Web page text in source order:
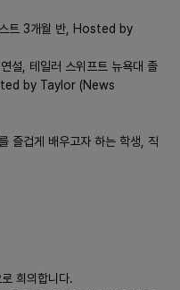
적합합니다. 이는 사용자의
을 제공합니다. 특히 스마
때문입니다.
수 있으며, 태블릿용 웹 또
이 필요합니다.
드백을 적극 반영하여 프
플루언서들과 파트너십을
트 3개월 반, Hosted by
설, 테일러 스위프트 뉴욕대 졸
by Taylor (News
즐겁게 배우고자 하는 학생, 직
희의합니다.